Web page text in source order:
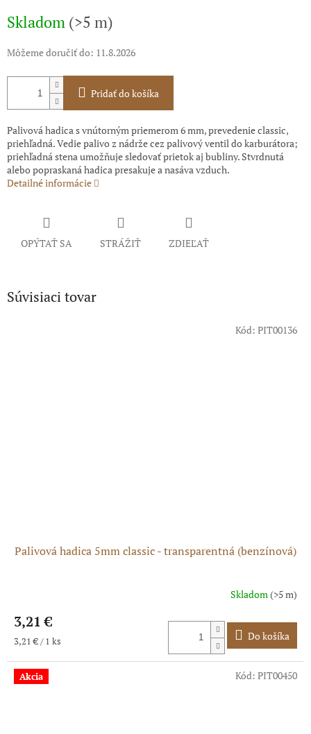
Skladom (>5 m)
Môžeme doručiť do: 11.8.2026
Pridať do košíka
Palivová hadica s vnútorným priemerom 6 mm, prevedenie classic,
priehľadná. Vedie palivo z nádrže cez palivový ventil do karburátora;
priehľadná stena umožňuje sledovať prietok aj bubliny. Stvrdnutá
alebo popraskaná hadica presakuje a nasáva vzduch.
Detailné informácie
OPÝTAŤ SA STRÁŽIŤ ZDIEĽAŤ
Súvisiaci tovar
Palivová hadica 5mm classic - transparentná (benzínová)
Skladom(>5 m)
3,21 €
Jednotková
3,21 € / 1 ks Do košíka
Kód: PIT00136
Akcia Kód: PIT00450